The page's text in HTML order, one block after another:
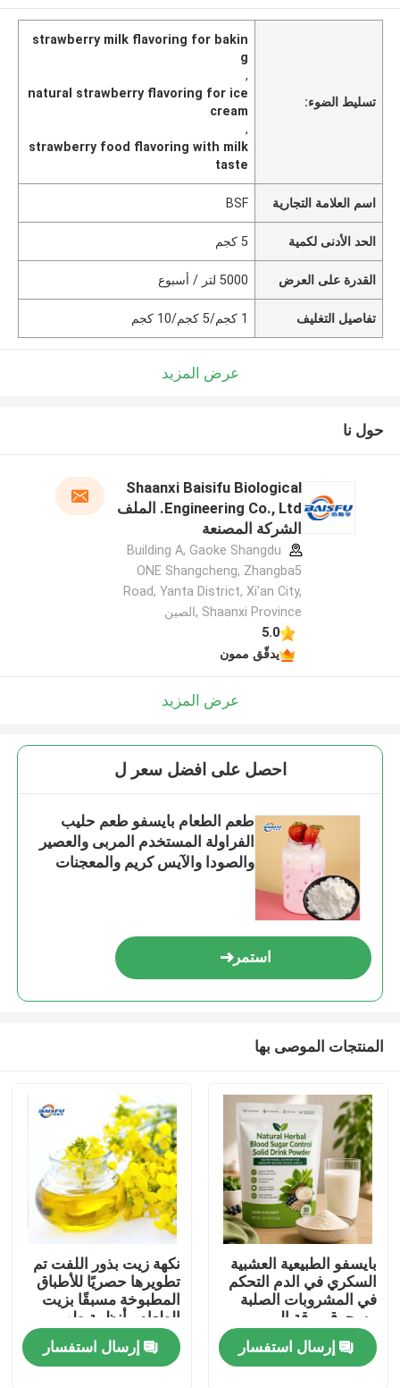
المنزل
المنتجات
تسليط الضوء:
strawberry milk flavoring for bakin
g
,
natural strawberry flavoring for ice
cream
,
strawberry food flavoring with milk
taste
اسم العلامة التجارية BSF
الحد الأدنى لكمية 5 كجم
القدرة على العرض 5000 لتر / أسبوع
تفاصيل التغليف 1 كجم/5 كجم/10 كجم
عرض المزيد
حول نا
Shaanxi Baisifu Biological
Engineering Co., Ltd. الملف
الشركة المصنعة
Building A, Gaoke Shangdu
ONE Shangcheng, Zhangba5
Road, Yanta District, Xi'an City,
Shaanxi Province ,الصين
5.0
يدقّق ممون
عرض المزيد
احصل على افضل سعر ل
طعم الطعام بايسفو طعم حليب
الفراولة المستخدم المربى والعصير
والصودا والآيس كريم والمعجنات
استمر
المنتجات الموصى بها
بايسفو الطبيعية العشبية
السكري في الدم التحكم
في المشروبات الصلبة
مسحوق ورقة المربى
جذر كودزو الجينسنغ
جوجي التوت بذور كاسيا
لدعم الجلوكوز الصحية
إرسال استفسار
نكهة زيت بذور اللفت تم
تطويرها حصريًا للأطباق
المطبوخة مسبقًا بزيت
الطعام وأنظمة طهي
الطعام الصينية
إرسال استفسار